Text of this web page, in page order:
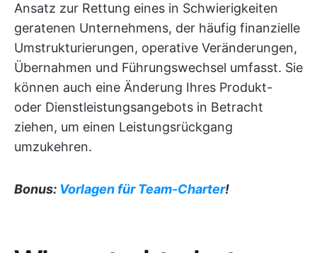
Ansatz zur Rettung eines in Schwierigkeiten
geratenen Unternehmens, der häufig finanzielle
Umstrukturierungen, operative Veränderungen,
Übernahmen und Führungswechsel umfasst. Sie
können auch eine Änderung Ihres Produkt-
oder Dienstleistungsangebots in Betracht
ziehen, um einen Leistungsrückgang
umzukehren.
Bonus: Vorlagen für Team-Charter!